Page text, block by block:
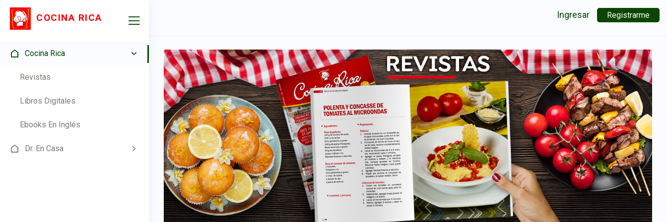
COCINA RICA
Cocina Rica
Revistas
Libros Digitales
Ebooks En Inglés
Dr. En Casa
Ingresar Registrarme